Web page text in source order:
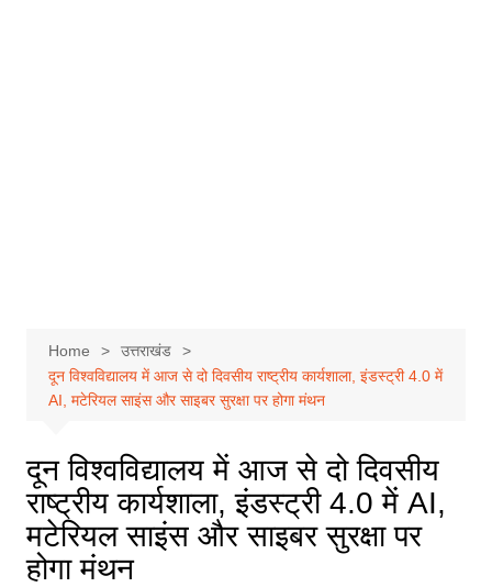
Home
उत्तराखंड
दून विश्वविद्यालय में आज से दो दिवसीय राष्ट्रीय कार्यशाला, इंडस्ट्री 4.0 में
AI, मटेरियल साइंस और साइबर सुरक्षा पर होगा मंथन
दून विश्वविद्यालय में आज से दो दिवसीय
राष्ट्रीय कार्यशाला, इंडस्ट्री 4.0 में AI,
मटेरियल साइंस और साइबर सुरक्षा पर
होगा मंथन